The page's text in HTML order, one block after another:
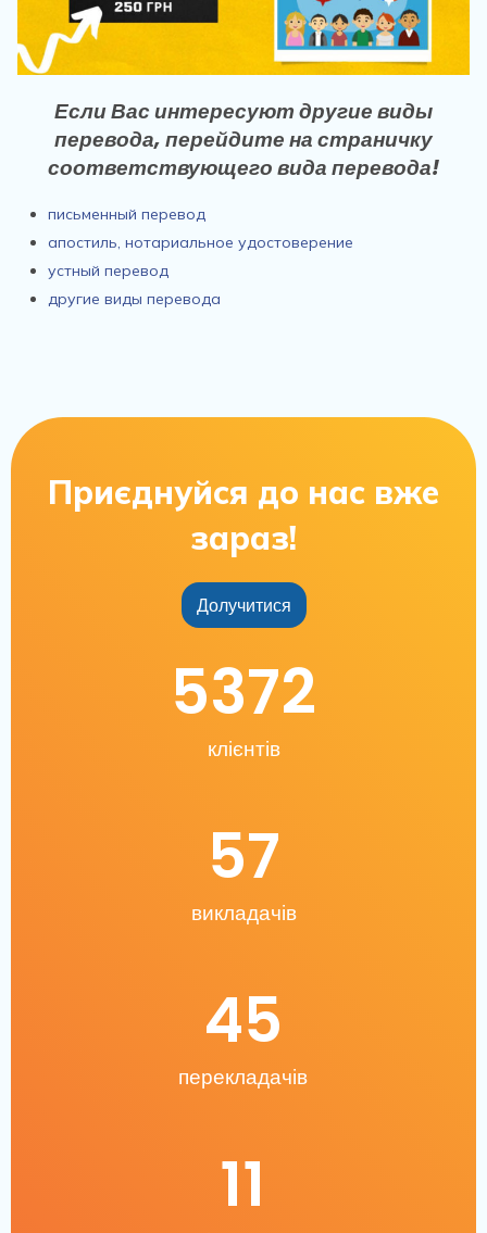
Если Вас интересуют другие виды
перевода, перейдите на страничку
соответствующего вида перевода!
письменный перевод
апостиль, нотариальное удостоверение
устный перевод
другие виды перевода
Приєднуйся до нас вже
зараз!
Долучитися
клієнтів
5372
викладачів
57
перекладачів
45
11